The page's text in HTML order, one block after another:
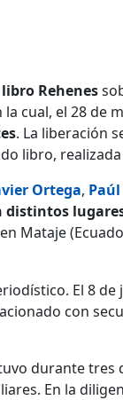
Rehenes
cual, el 28 de
. La liberación
libro,
Ortega,
distintos
Mataje
El 8 de
con
durante tres
En la